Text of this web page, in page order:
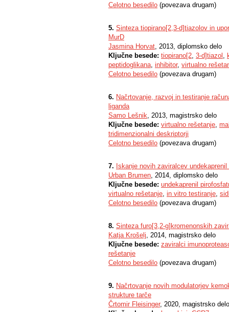
Celotno besedilo (povezava drugam)
5. Sinteza tiopirano[2,3-d]tiazolov in
MurD
Jasmina Horvat, 2013, diplomsko delo
Ključne besede: tiopirano[2, 3-d]tiazol ,
peptidoglikana, inhibitor, virtualno
Celotno besedilo (povezava drugam)
6. Načrtovanje, razvoj in testiranje
liganda
Samo Lešnik, 2013, magistrsko delo
Ključne besede: virtualno rešetanje,
tridimenzionalni deskriptorji
Celotno besedilo (povezava drugam)
7. Iskanje novih zaviralcev
Urban Brumen, 2014, diplomsko delo
Ključne besede: undekaprenil
virtualno rešetanje, in vitro testiranje,
Celotno besedilo (povezava drugam)
8. Sinteza furo[3,2-g]kromenonskih
Katja Krošelj, 2014, magistrsko delo
Ključne besede: zaviralci
rešetanje
Celotno besedilo (povezava drugam)
9. Načrtovanje novih modulatorjev
strukture tarče
Črtomir Fleisinger, 2020, magistrsko